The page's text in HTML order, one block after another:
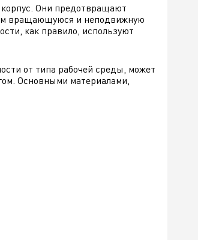
корпус. Они предотвращают
вращающуюся и неподвижную
как правило, используют
от типа рабочей среды, может
Основными материалами,